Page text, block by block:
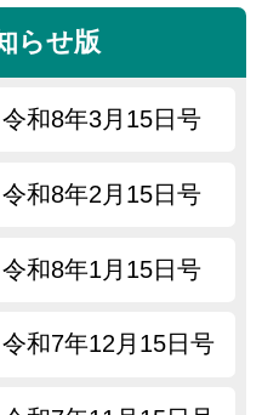
らせ版
和8年3月15日号
和8年2月15日号
和8年1月15日号
和7年12月15日号